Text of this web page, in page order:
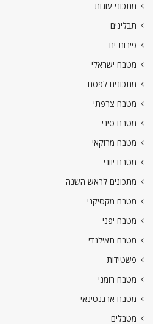
מתכוני עוגות
תבלינים
פירות ים
מטבח ישראלי
מתכונים לפסח
מטבח צרפתי
מטבח סיני
מטבח מרוקאי
מטבח יווני
מתכונים לראש השנה
מטבח מקסיקני
מטבח יפני
מטבח תאילנדי
פשטידות
מטבח רומני
מטבח ארגנטינאי
מטבלים